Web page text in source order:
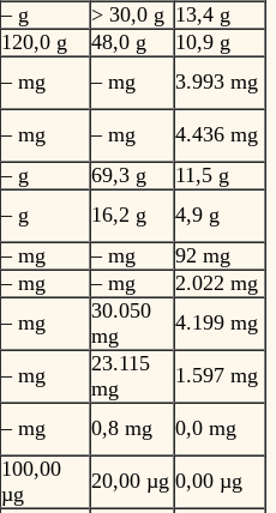
– g > 30,0 g 13,4 g
120,0 g 48,0 g
10,9 g
– mg – mg
3.993 mg
– mg – mg
4.436 mg
– g 69,3 g
11,5 g
– g 16,2 g
4,9 g
– mg – mg
92 mg
– mg – mg
2.022 mg
– mg
30.050
mg
4.199 mg
– mg
23.115
mg
1.597 mg
– mg 0,8 mg 0,0 mg
100,00
µg
20,00 µg 0,00 µg